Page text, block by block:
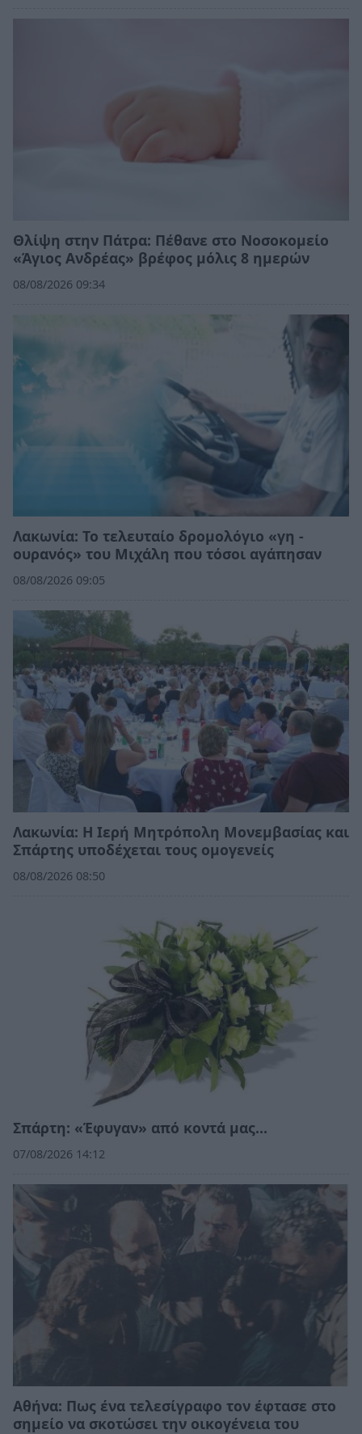
Θλίψη στην Πάτρα: Πέθανε στο Νοσοκομείο
«Άγιος Ανδρέας» βρέφος μόλις 8 ημερών
08/08/2026 09:34
Λακωνία: Το τελευταίο δρομολόγιο «γη -
ουρανός» του Μιχάλη που τόσοι αγάπησαν
08/08/2026 09:05
Λακωνία: Η Ιερή Μητρόπολη Μονεμβασίας και
Σπάρτης υποδέχεται τους ομογενείς
08/08/2026 08:50
Σπάρτη: «Έφυγαν» από κοντά μας…
07/08/2026 14:12
Αθήνα: Πως ένα τελεσίγραφο τον έφτασε στο
σημείο να σκοτώσει την οικογένεια του